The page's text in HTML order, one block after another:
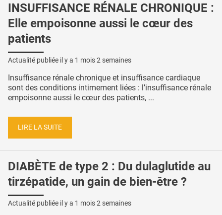
INSUFFISANCE RÉNALE CHRONIQUE :
Elle empoisonne aussi le cœur des
patients
Actualité publiée il y a 1 mois 2 semaines
Insuffisance rénale chronique et insuffisance cardiaque
sont des conditions intimement liées : l’insuffisance rénale
empoisonne aussi le cœur des patients, ...
LIRE LA SUITE
DIABÈTE de type 2 : Du dulaglutide au
tirzépatide, un gain de bien-être ?
Actualité publiée il y a 1 mois 2 semaines